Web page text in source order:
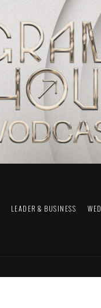
LEADER & BUSINESS